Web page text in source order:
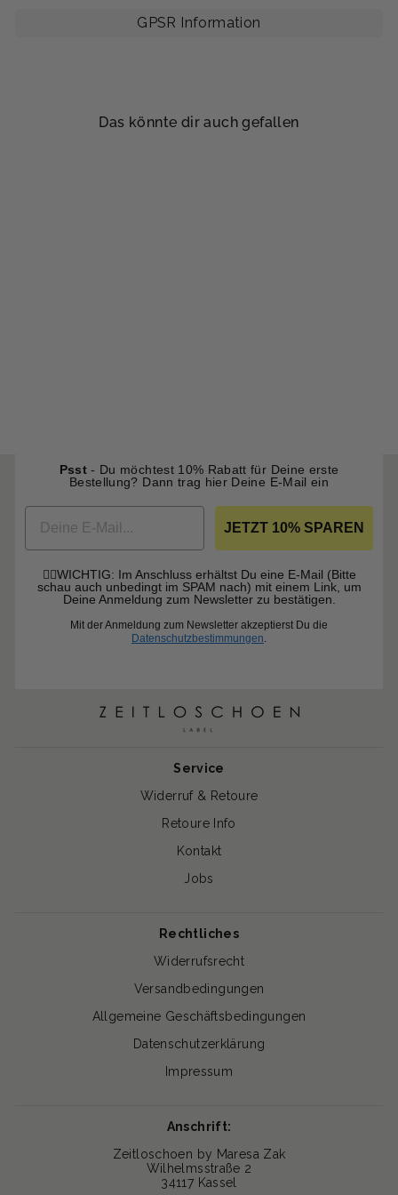
GPSR Information
Das könnte dir auch gefallen
Psst- Du möchtest 10% Rabatt für Deine erste
Bestellung? Dann trag hier Deine E-Mail ein
EMAIL
JETZT 10% SPAREN
☝🏼WICHTIG: Im Anschluss erhältst Du eine E-Mail (Bitte
schau auch unbedingt im SPAM nach) mit einem Link, um
Deine Anmeldung zum Newsletter zu bestätigen.
Mit der Anmeldung zum Newsletter akzeptierst Du die
Datenschutzbestimmungen.
Service
Widerruf & Retoure
Retoure Info
Kontakt
Jobs
Rechtliches
Widerrufsrecht
Versandbedingungen
Allgemeine Geschäftsbedingungen
Datenschutzerklärung
Impressum
Anschrift:
Zeitloschoen by Maresa Zak
Wilhelmsstraße 2
34117 Kassel